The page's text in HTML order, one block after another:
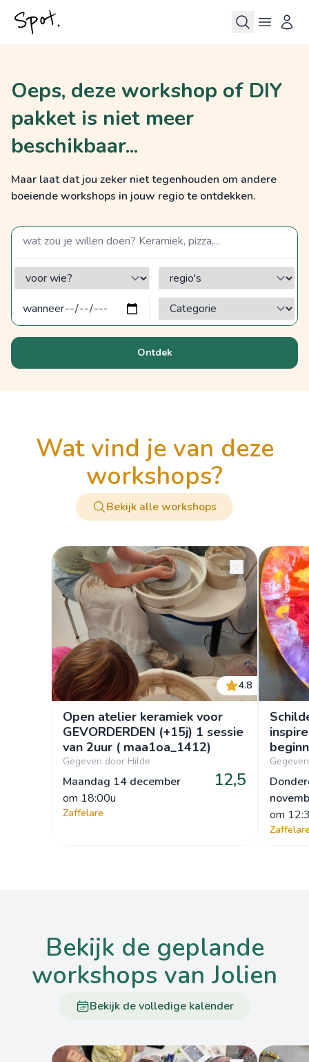
Oeps, deze workshop of DIY
pakket is niet meer
beschikbaar...
Maar laat dat jou zeker niet tegenhouden om andere
boeiende workshops in jouw regio te ontdekken.
zoek op een term
voor wie? regio's
Categorie?
Ontdek
wat vind je van deze
workshops?
Bekijk alle workshops
4.8
Open atelier keramiek voor
GEVORDERDEN (+15j) 1 sessie
van 2uur ( maa1oa_1412)
Gegeven door Hilde
Maandag 14 december
om 18:00u
12,5
Zaffelare
om
bekijk de geplande
workshops van Jolien
Bekijk de volledige kalender